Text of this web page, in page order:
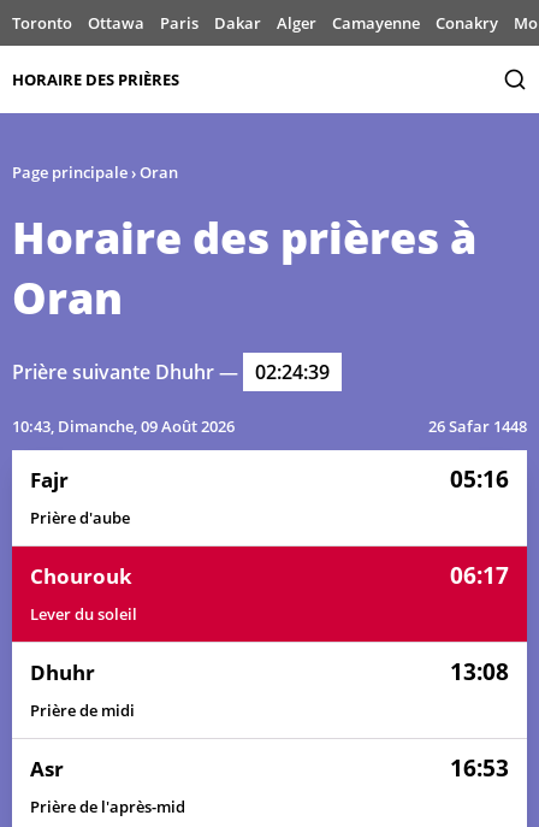
Toronto Ottawa Paris Dakar Alger Camayenne Conakry
HORAIRE DES PRIÈRES
Page principale›Oran
Horaire des prières à
Oran
Prière suivante Dhuhr — 02:24:39
10:43, Dimanche, 09 Août 2026 26 Safar 1448
Fajr 05:16
Prière d'aube
Chourouk 06:17
Lever du soleil
Dhuhr 13:08
Prière de midi
Asr 16:53
Prière de l'après-mid